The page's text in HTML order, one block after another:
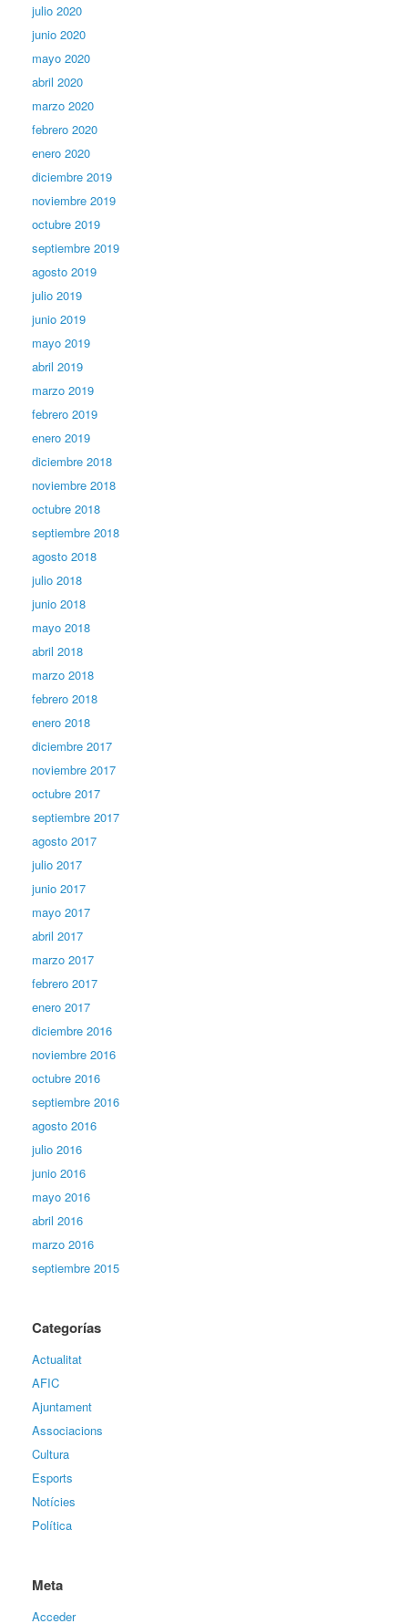
julio 2020
junio 2020
mayo 2020
abril 2020
marzo 2020
febrero 2020
enero 2020
diciembre 2019
noviembre 2019
octubre 2019
septiembre 2019
agosto 2019
julio 2019
junio 2019
mayo 2019
abril 2019
marzo 2019
febrero 2019
enero 2019
diciembre 2018
noviembre 2018
octubre 2018
septiembre 2018
agosto 2018
julio 2018
junio 2018
mayo 2018
abril 2018
marzo 2018
febrero 2018
enero 2018
diciembre 2017
noviembre 2017
octubre 2017
septiembre 2017
agosto 2017
julio 2017
junio 2017
mayo 2017
abril 2017
marzo 2017
febrero 2017
enero 2017
diciembre 2016
noviembre 2016
octubre 2016
septiembre 2016
agosto 2016
julio 2016
junio 2016
mayo 2016
abril 2016
marzo 2016
septiembre 2015
Categorías
Actualitat
AFIC
Ajuntament
Associacions
Cultura
Esports
Notícies
Política
Meta
Acceder